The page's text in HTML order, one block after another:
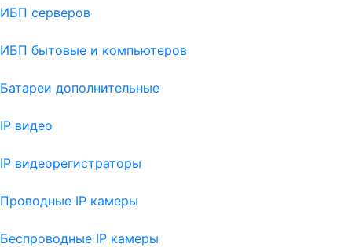
ИБП серверов
ИБП бытовые и компьютеров
Батареи дополнительные
IP видео
IP видеорегистраторы
Проводные IP камеры
Беспроводные IP камеры